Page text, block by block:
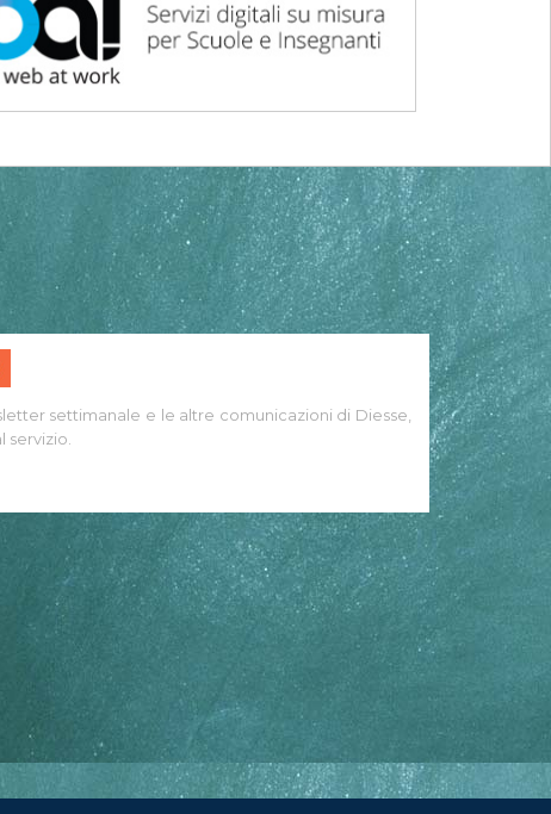
settimanale e le altre comunicazioni di Diesse,
servizio.